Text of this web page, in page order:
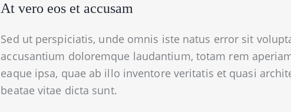
At vero eos et accusam
Sed ut perspiciatis, unde omnis iste natus error sit
accusantium doloremque laudantium, totam rem
eaque ipsa, quae ab illo inventore veritatis et quasi
beatae vitae dicta sunt.